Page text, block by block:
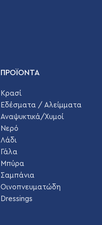
ΠΡΟΪΌΝΤΑ
Κρασί
Εδέσματα / Αλείμματα
Αναψυκτικά/Χυμοί
Νερό
Λάδι
Γάλα
Μπύρα
Σαμπάνια
Οινοπνευματώδη
Dressings